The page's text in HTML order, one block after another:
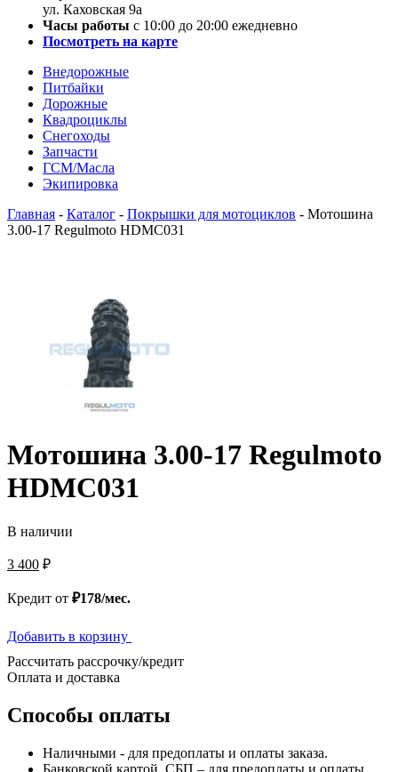
ул. Каховская 9а
Часы работы с 10:00 до 20:00 ежедневно
Посмотреть на карте
Внедорожные
Питбайки
Дорожные
Квадроциклы
Снегоходы
Запчасти
ГСМ/Масла
Экипировка
Главная - Каталог - Покрышки для мотоциклов - Мотошина
3.00-17 Regulmoto HDMC031
Мотошина 3.00-17 Regulmoto
HDMC031
В наличии
3 400 ₽
Кредит от ₽178/мес.
Добавить в корзину
Рассчитать рассрочку/кредит
Оплата и доставка
Способы оплаты
Наличными - для предоплаты и оплаты заказа.
Банковской картой, СБП – для предоплаты и оплаты